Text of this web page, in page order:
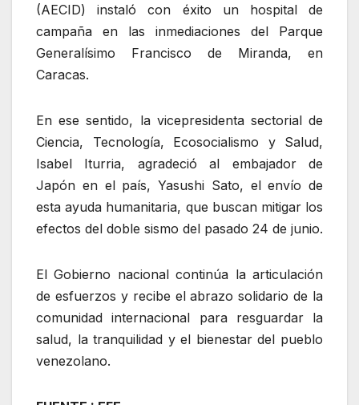
(AECID) instaló con éxito un hospital de
campaña en las inmediaciones del Parque
Generalísimo Francisco de Miranda, en
Caracas.
En ese sentido, la vicepresidenta sectorial de
Ciencia, Tecnología, Ecosocialismo y Salud,
Isabel Iturria, agradeció al embajador de
Japón en el país, Yasushi Sato, el envío de
esta ayuda humanitaria, que buscan mitigar los
efectos del doble sismo del pasado 24 de junio.
El Gobierno nacional continúa la articulación
de esfuerzos y recibe el abrazo solidario de la
comunidad internacional para resguardar la
salud, la tranquilidad y el bienestar del pueblo
venezolano.